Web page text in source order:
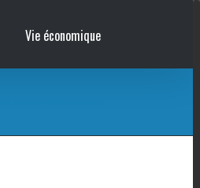
Vie économique